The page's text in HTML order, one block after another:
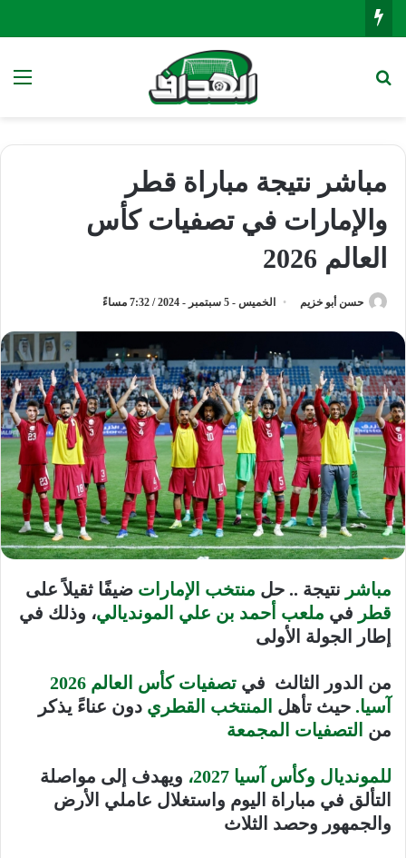
مباشر نتيجة مباراة قطر
والإمارات في تصفيات كأس
العالم 2026
حسن أبو خزيم الخميس - 5 سبتمبر - 2024 / 7:32 مساءً
مباشر نتيجة .. حل منتخب الإمارات ضيفًا ثقيلاً على
قطر في ملعب أحمد بن علي المونديالي، وذلك في
إطار الجولة الأولى
من الدور الثالث في
تصفيات كأس العالم 2026
آسيا. حيث تأهل المنتخب القطري دون عناءً يذكر
من التصفيات المجمعة
للمونديال وكأس آسيا 2027،
ويهدف إلى مواصلة
التألق في مباراة اليوم واستغلال عاملي الأرض
والجمهور وحصد الثلاث